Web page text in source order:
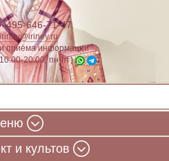
495-646-71-47
iriney@iriney.ru
приёма информации
20:00, пн-пт)
и культов